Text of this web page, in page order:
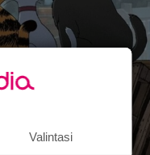
Valintasi